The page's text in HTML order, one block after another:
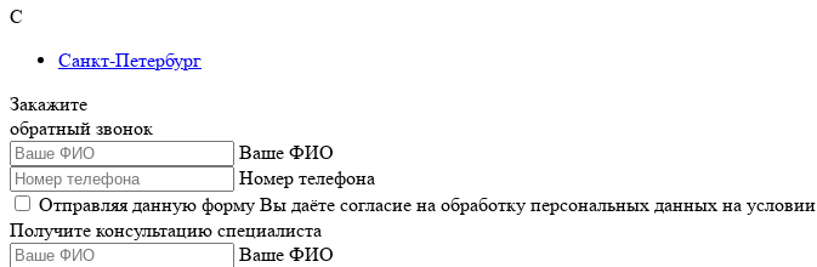
С
Санкт-Петербург
Закажите
обратный звонок
Ваше ФИО
Номер телефона
Отправляя данную форму Вы даёте согласие на обработку персональных данных на условии
Получите консультацию специалиста
Ваше ФИО